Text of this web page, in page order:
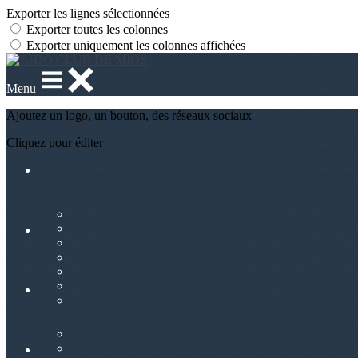
Exporter les lignes sélectionnées
Exporter toutes les colonnes
Exporter uniquement les colonnes affichées
Menu
Ajoutez un logo, un bouton, des réseaux sociaux
Cliquez pour éditer